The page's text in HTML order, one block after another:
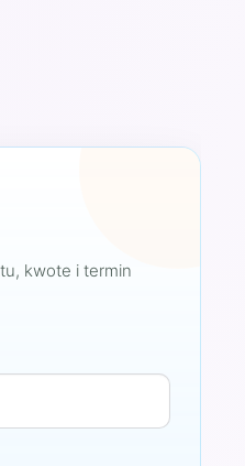
kwote i termin